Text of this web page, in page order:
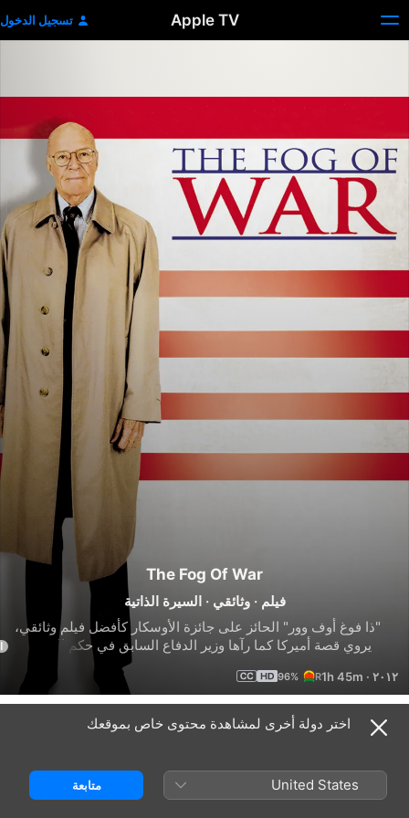
Apple TV تسجيل الدخول
The Fog Of War
فيلم ·وثائقي ·السيرة الذاتية
الآن، وللمرة الأولى على الإطلاق، يجلس وجها لوجه مع المخرج الفائز
وعميقة عبر بعض الأحداث الأكثر...
٢٠١٢ ·
1h 45m
96%
مقاطع ترويجية
اختر دولة أخرى لمشاهدة محتوى خاص بموقعك
United States متابعة